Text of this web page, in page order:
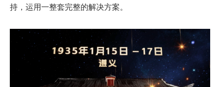
持，运用一整套完整的解决方案。